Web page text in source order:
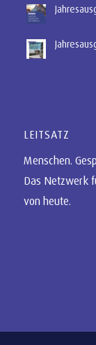
LEITSATZ
Menschen.
Das Netzwerk
von heute.